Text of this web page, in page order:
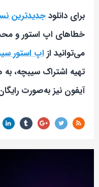
برای دانلودجدیدترین
خطاهای اپ استور و
می‌توانید ازاپ استور
تهیه اشتراک سیبچه، به
آیفون نیز به‌صورت